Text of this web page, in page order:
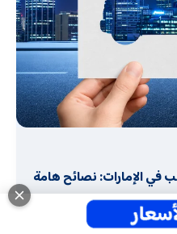
في الإمارات: نصائح هامة